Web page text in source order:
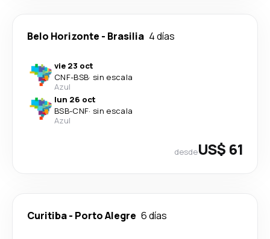
Belo Horizonte - Brasilia 4 días
vie 23 oct
CNF-BSB· sin escala
Azul
lun 26 oct
BSB-CNF· sin escala
Azul
desdeUS$ 61
Curitiba- Porto Alegre 6 días